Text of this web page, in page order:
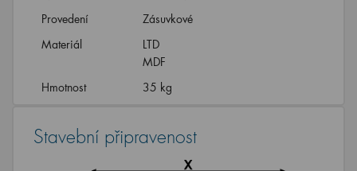
Provedení
Zásuvkové
Materiál
LTD
MDF
Hmotnost
35 kg
Stavební připravenost